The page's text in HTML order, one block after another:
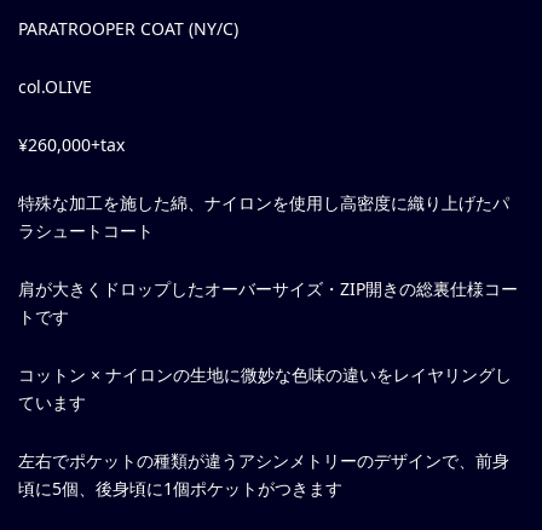
PARATROOPER COAT (NY/C)
col.OLIVE
¥260,000+tax
特殊な加工を施した綿、ナイロンを使用し高密度に織り上げたパ
ラシュートコート
肩が大きくドロップしたオーバーサイズ・ZIP開きの総裏仕様コー
トです
コットン × ナイロンの生地に微妙な色味の違いをレイヤリングし
ています
左右でポケットの種類が違うアシンメトリーのデザインで、前身
頃に5個、後身頃に1個ポケットがつきます